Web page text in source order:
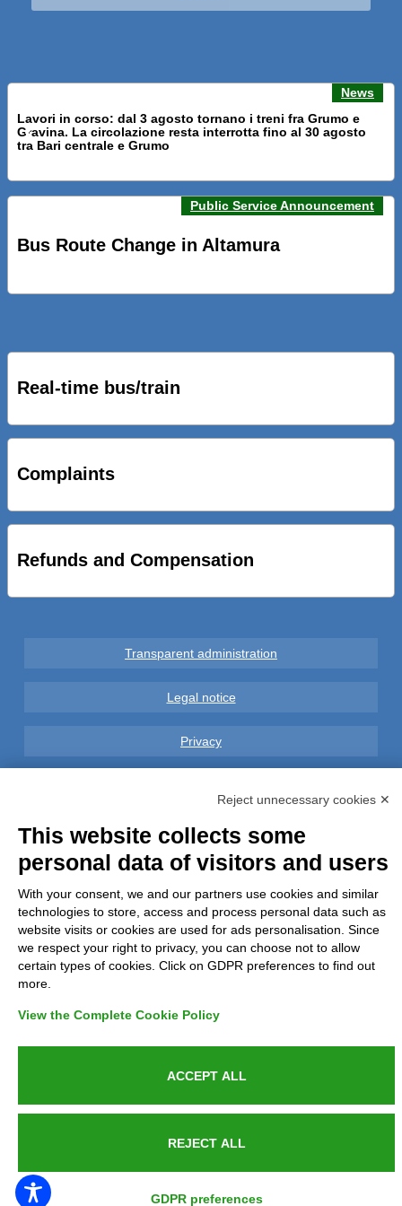
PUBLIC SERVICE ANNOUNCEMENT
News
Lavori in corso: dal 3 agosto tornano i treni fra Grumo e
Gravina. La circolazione resta interrotta fino al 30 agosto
tra Bari centrale e Grumo
PRESENTATI A BARI NUOVI SERVIZI FALMAPS E LIVECHAT.
IL TUO BUS ED IL TUO TRENO
CICLOPEDONALE FAL CONSEGNA ALLA CITTA’ LE NOVE
OPERE DEL PROGETTO
AL VIA SERVIZIO DI BIKE SHARING A POTENZA CON
VAIMOO PER UTENTI FAL SCONTI SULL’UTILIZZO DELLE
Previous news Next
Public Service Announcement
Bus Route Change in Altamura
Real-time bus/train
Complaints
Refunds and Compensation
Transparent administration
Legal notice
Privacy
Complaints
Refunds and Indemnities
Contacts
Azienda certificata UNI EN ISO 9001:2015
P.IVA 05538100727 - C.so Italia n.8 70123, BARI
Reject unnecessary cookies ✕
This website collects some
personal data of visitors and users
With your consent, we and our partners use cookies and similar
technologies to store, access and process personal data such as
website visits or cookies are used for ads personalisation. Since
we respect your right to privacy, you can choose not to allow
certain types of cookies. Click on GDPR preferences to find out
more.
View the Complete Cookie Policy
ACCEPT ALL
REJECT ALL
GDPR preferences